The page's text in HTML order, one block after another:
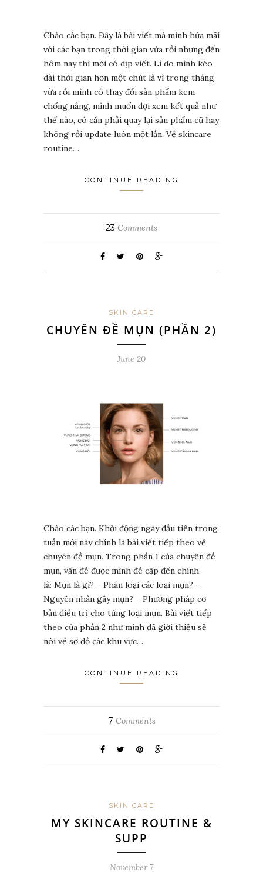
Chào các bạn. Đây là bài viết mà mình hứa mãi
với các bạn trong thời gian vừa rồi nhưng đến
hôm nay thì mới có dịp viết. Lí do mình kéo
dài thời gian hơn một chút là vì trong tháng
vừa rồi mình có thay đổi sản phẩm kem
chống nắng, mình muốn đợi xem kết quả như
thế nào, có cần phải quay lại sản phẩm cũ hay
không rồi update luôn một lần. Về skincare
routine…
CONTINUE READING
23 Comments
SKIN CARE
CHUYÊN ĐỀ MỤN (PHẦN 2)
June 20
Chào các bạn. Khởi động ngày đầu tiên trong
tuần mới này chính là bài viết tiếp theo về
chuyên đề mụn. Trong phần 1 của chuyên đề
mụn, vấn đề được mình đề cập đến chính
là: Mụn là gì? – Phân loại các loại mụn? –
Nguyên nhân gây mụn? – Phương pháp cơ
bản điều trị cho từng loại mụn. Bài viết tiếp
theo của phần 2 như mình đã giới thiệu sẽ
nói về sơ đồ các khu vực…
CONTINUE READING
7 Comments
SKIN CARE
MY SKINCARE ROUTINE &
SUPP
November 7